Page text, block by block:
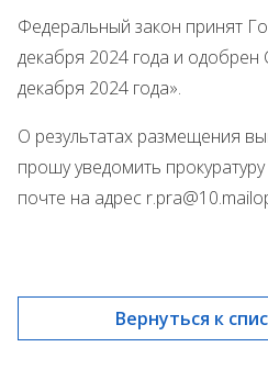
Федеральный закон принят
декабря 2024 года и
декабря 2024 года».
О результатах размещения
прошу уведомить
почте на адрес
Вернуться к